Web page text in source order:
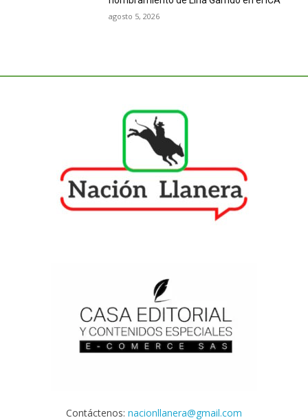
agosto 5, 2026
Contáctenos: nacionllanera@gmail.com